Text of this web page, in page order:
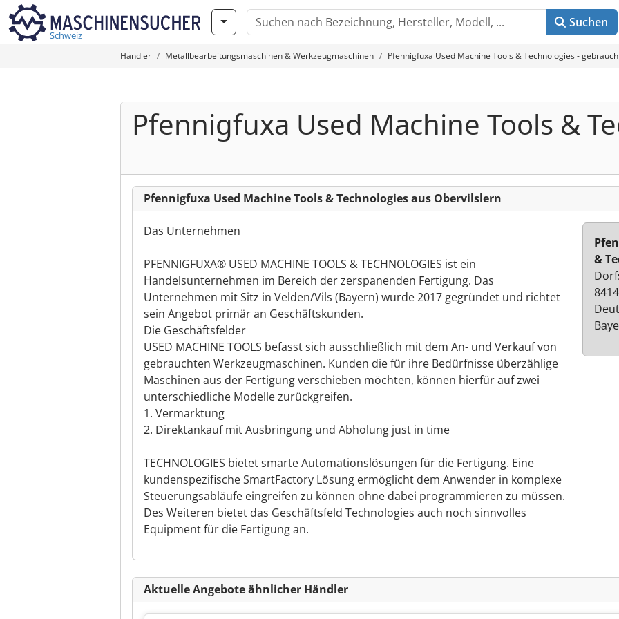
Schweiz
Suchen
Händler Metallbearbeitungsmaschinen & Werkzeugmaschinen Pfennigfuxa Used Machine Tools & Technologies -
Pfennigfuxa Used Machine Tools &
Pfennigfuxa Used Machine Tools & Technologies aus Obervilslern
Das Unternehmen
PFENNIGFUXA® USED MACHINE TOOLS & TECHNOLOGIES ist ein
Handelsunternehmen im Bereich der zerspanenden Fertigung. Das
Unternehmen mit Sitz in Velden/Vils (Bayern) wurde 2017 gegründet und richtet
sein Angebot primär an Geschäftskunden.
Die Geschäftsfelder
USED MACHINE TOOLS befasst sich ausschließlich mit dem An- und Verkauf von
gebrauchten Werkzeugmaschinen. Kunden die für ihre Bedürfnisse überzählige
Maschinen aus der Fertigung verschieben möchten, können hierfür auf zwei
unterschiedliche Modelle zurückgreifen.
1. Vermarktung
2. Direktankauf mit Ausbringung und Abholung just in time
TECHNOLOGIES bietet smarte Automationslösungen für die Fertigung. Eine
kundenspezifische SmartFactory Lösung ermöglicht dem Anwender in komplexe
Steuerungsabläufe eingreifen zu können ohne dabei programmieren zu müssen.
Des Weiteren bietet das Geschäftsfeld Technologies auch noch sinnvolles
Equipment für die Fertigung an.
&
Aktuelle Angebote ähnlicher Händler